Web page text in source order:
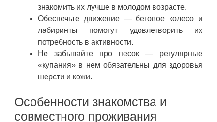
знакомить их лучше в молодом возрасте.
Обеспечьте движение — беговое колесо и
лабиринты помогут удовлетворить их
потребность в активности.
Не забывайте про песок — регулярные
«купания» в нем обязательны для здоровья
шерсти и кожи.
Особенности знакомства и
совместного проживания